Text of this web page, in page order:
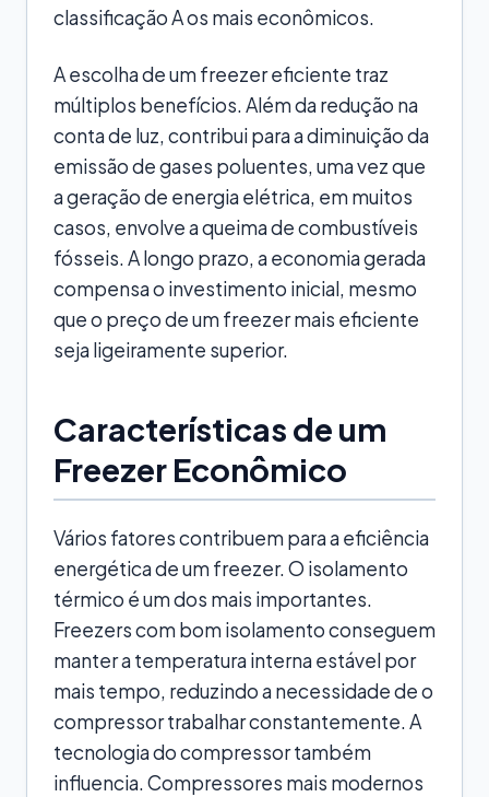
classificação A os mais econômicos.
A escolha de um freezer eficiente traz
múltiplos benefícios. Além da redução na
conta de luz, contribui para a diminuição da
emissão de gases poluentes, uma vez que
a geração de energia elétrica, em muitos
casos, envolve a queima de combustíveis
fósseis. A longo prazo, a economia gerada
compensa o investimento inicial, mesmo
que o preço de um freezer mais eficiente
seja ligeiramente superior.
Características de um
Freezer Econômico
Vários fatores contribuem para a eficiência
energética de um freezer. O isolamento
térmico é um dos mais importantes.
Freezers com bom isolamento conseguem
manter a temperatura interna estável por
mais tempo, reduzindo a necessidade de o
compressor trabalhar constantemente. A
tecnologia do compressor também
influencia. Compressores mais modernos